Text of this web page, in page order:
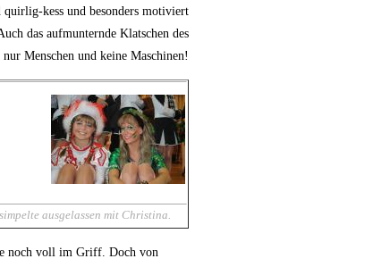
kess und besonders motiviert
das aufmunternde Klatschen des
Menschen und keine Maschinen!
ausgelassen mit Christina.
noch voll im Griff. Doch von